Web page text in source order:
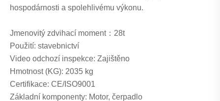
hospodárnosti a spolehlivému výkonu.
Jmenovitý zdvihací moment：28t
Použití: stavebnictví
Video odchozí inspekce: Zajištěno
Hmotnost (KG): 2035 kg
Certifikace: CE/ISO9001
Základní komponenty: Motor, čerpadlo